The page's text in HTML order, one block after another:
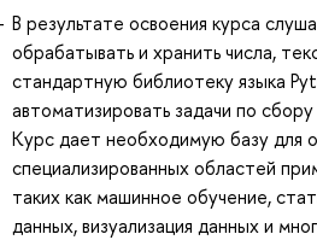
В результате освоения курса
обрабатывать и хранить числа,
стандартную библиотеку языка
автоматизировать задачи по
Курс дает необходимую базу для
специализированных областей
таких как машинное обучение,
данных, визуализация данных и